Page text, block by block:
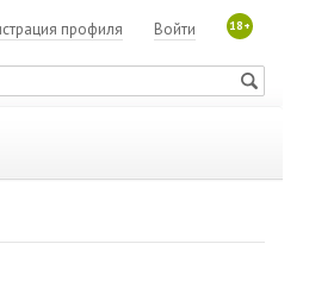
18+
Войти
профиля